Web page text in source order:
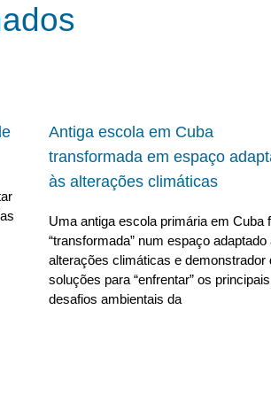
Antiga escola em Cuba
transformada em espaço
às alterações climáticas
Uma antiga escola primária em Cuba
“transformada” num espaço adaptado
alterações climáticas e demonstrador
soluções para “enfrentar” os principais
desafios ambientais da